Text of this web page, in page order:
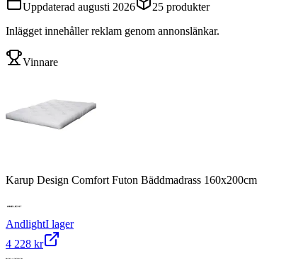
Uppdaterad augusti 2026 25 produkter
Inlägget innehåller reklam genom annonslänkar.
Vinnare
Karup Design Comfort Futon Bäddmadrass 160x200cm
AndlightI lager
4 228 kr